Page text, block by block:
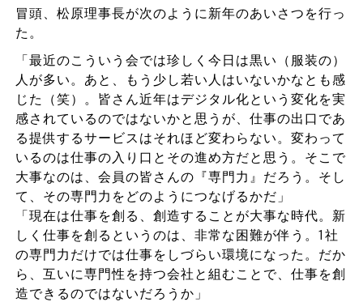
冒頭、松原理事長が次のように新年のあいさつを行っ
た。
「最近のこういう会では珍しく今日は黒い（服装の）
人が多い。あと、もう少し若い人はいないかなとも感
じた（笑）。皆さん近年はデジタル化という変化を実
感されているのではないかと思うが、仕事の出口であ
る提供するサービスはそれほど変わらない。変わって
いるのは仕事の入り口とその進め方だと思う。そこで
大事なのは、会員の皆さんの『専門力』だろう。そし
て、その専門力をどのようにつなげるかだ」
「現在は仕事を創る、創造することが大事な時代。新
しく仕事を創るというのは、非常な困難が伴う。1社
の専門力だけでは仕事をしづらい環境になった。だか
ら、互いに専門性を持つ会社と組むことで、仕事を創
造できるのではないだろうか」